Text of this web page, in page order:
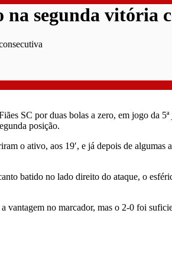
segunda vitória
SC por duas bolas a zero, em jogo da
posição.
o ativo, aos 19′, e já depois de
batido no lado direito do ataque, o
no marcador, mas o 2-0 foi